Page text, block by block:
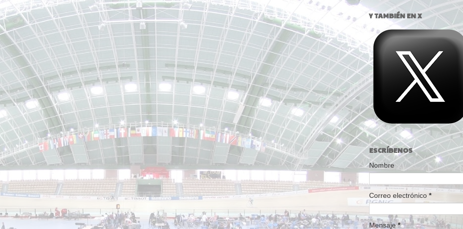
Y TAMBIÉN EN X
ESCRÍBENOS
Nombre
Correo electrónico *
Mensaje*